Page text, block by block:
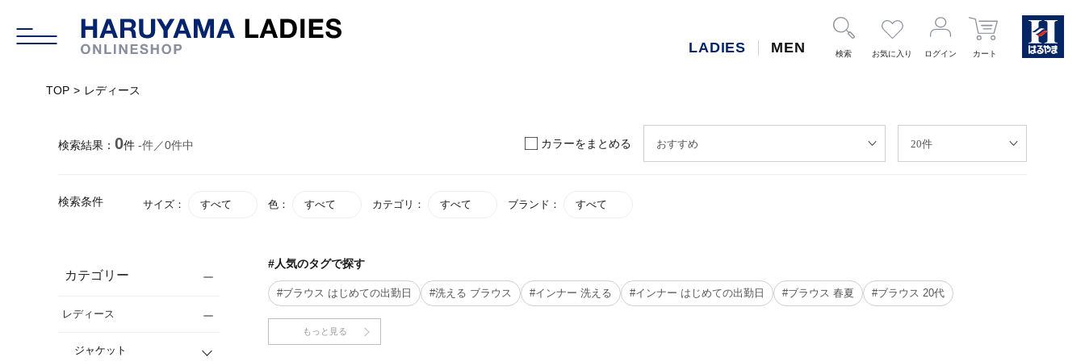
LADIES MEN 検索 お気に入り ログイン カート
TOP レディース
検索結果： 0件 -件／0件中 カラーをまとめる
検索条件 サイズ： すべて 色： すべて カテゴリ： すべて ブランド： すべて
カテゴリー
レディース
ジャケット
#人気のタグで探す
#ブラウス はじめての出勤日 #洗える ブラウス #インナー 洗える #インナー はじめての出勤日 #ブラウス 春夏 #ブラウス 20代
もっと見る